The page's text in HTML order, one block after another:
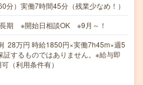
分）実働7時間45分（残業少なめ！）
期 ※開始日相談OK ※9月～！
28万円 時給1850円×実働7h45m×週5
するものではありません。※給与即
（利用条件有）